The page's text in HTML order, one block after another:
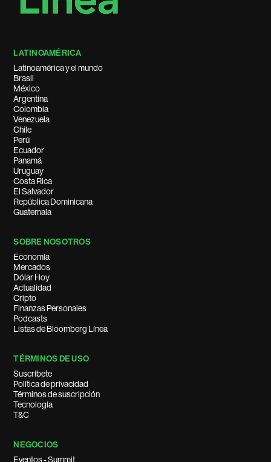
LATINOAMÉRICA
Latinoamérica y el mundo
Brasil
México
Argentina
Colombia
Venezuela
Chile
Perú
Ecuador
Panamá
Uruguay
Costa Rica
El Salvador
República Dominicana
Guatemala
SOBRE NOSOTROS
Economía
Mercados
Dólar Hoy
Actualidad
Cripto
Finanzas Personales
Podcasts
Listas de Bloomberg Línea
TÉRMINOS DE USO
Suscríbete
Política de privacidad
Términos de suscripción
Tecnología
T&C
NEGOCIOS
Eventos - Summit